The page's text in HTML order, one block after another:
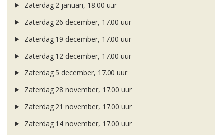
Zaterdag 2 januari, 18.00 uur
Zaterdag 26 december, 17.00 uur
Zaterdag 19 december, 17.00 uur
Zaterdag 12 december, 17.00 uur
Zaterdag 5 december, 17.00 uur
Zaterdag 28 november, 17.00 uur
Zaterdag 21 november, 17.00 uur
Zaterdag 14 november, 17.00 uur